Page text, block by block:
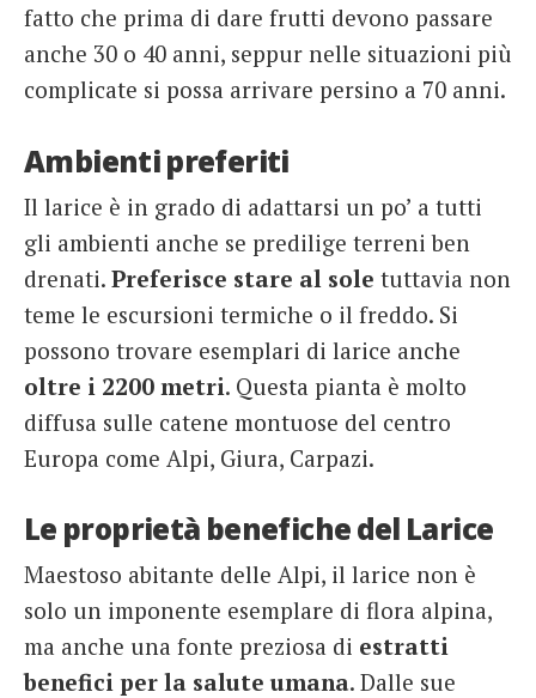
fatto che prima di dare frutti devono passare
anche 30 o 40 anni, seppur nelle situazioni più
complicate si possa arrivare persino a 70 anni.
Ambienti preferiti
Il larice è in grado di adattarsi un po’ a tutti
gli ambienti anche se predilige terreni ben
drenati. Preferisce stare al sole tuttavia non
teme le escursioni termiche o il freddo. Si
possono trovare esemplari di larice anche
oltre i 2200 metri. Questa pianta è molto
diffusa sulle catene montuose del centro
Europa come Alpi, Giura, Carpazi.
Le proprietà benefiche del Larice
Maestoso abitante delle Alpi, il larice non è
solo un imponente esemplare di flora alpina,
ma anche una fonte preziosa di estratti
benefici per la salute umana. Dalle sue